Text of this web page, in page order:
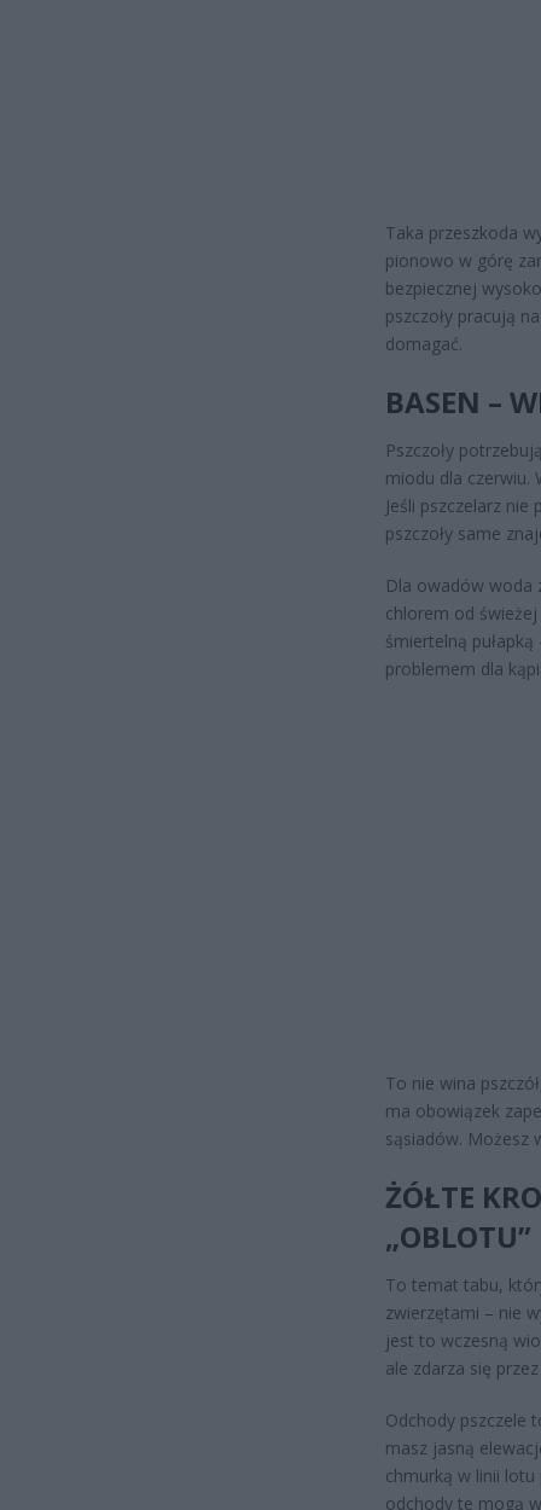
Taka przeszkoda
pionowo w górę
bezpiecznej
pszczoły pracują
domagać.
BASEN –
Pszczoły
miodu dla czerwiu.
Jeśli pszczelarz
pszczoły same
Dla owadów woda
chlorem od
śmiertelną
problemem dla
To nie wina
ma obowiązek
sąsiadów. Możesz
ŻÓŁTE
„OBLOTU”
To temat tabu,
zwierzętami – nie
jest to wczesną
ale zdarza się
Odchody pszczele
masz jasną
chmurką w linii lotu
odchody te mogą